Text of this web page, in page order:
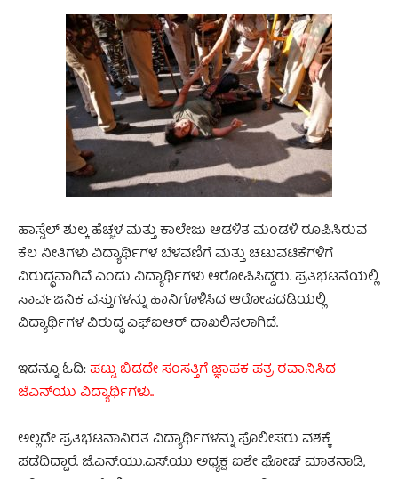
ಹಾಸ್ಟೆಲ್ ಶುಲ್ಕ ಹೆಚ್ಚಳ ಮತ್ತು ಕಾಲೇಜು ಆಡಳಿತ ಮಂಡಳಿ ರೂಪಿಸಿರುವ
ಕೆಲ ನೀತಿಗಳು ವಿದ್ಯಾರ್ಥಿಗಳ ಬೆಳವಣಿಗೆ ಮತ್ತು ಚಟುವಟಿಕೆಗಳಿಗೆ
ವಿರುದ್ಧವಾಗಿವೆ ಎಂದು ವಿದ್ಯಾರ್ಥಿಗಳು ಆರೋಪಿಸಿದ್ದರು. ಪ್ರತಿಭಟನೆಯಲ್ಲಿ
ಸಾರ್ವಜನಿಕ ವಸ್ತುಗಳನ್ನು ಹಾನಿಗೊಳಿಸಿದ ಆರೋಪದಡಿಯಲ್ಲಿ
ವಿದ್ಯಾರ್ಥಿಗಳ ವಿರುದ್ಧ ಎಫ್ಐಆರ್ ದಾಖಲಿಸಲಾಗಿದೆ.
ಇದನ್ನೂ ಓದಿ:ಪಟ್ಟು ಬಿಡದೇ ಸಂಸತ್ತಿಗೆ ಜ್ಞಾಪಕ ಪತ್ರ ರವಾನಿಸಿದ
ಜೆಎನ್‌ಯು ವಿದ್ಯಾರ್ಥಿಗಳು..
ಅಲ್ಲದೇ ಪ್ರತಿಭಟನಾನಿರತ ವಿದ್ಯಾರ್ಥಿಗಳನ್ನು ಪೊಲೀಸರು ವಶಕ್ಕೆ
ಪಡೆದಿದ್ದಾರೆ. ಜೆ.ಎನ್.ಯು.ಎಸ್.ಯು ಅಧ್ಯಕ್ಷ ಐಶೇ ಘೋಷ್ ಮಾತನಾಡಿ,